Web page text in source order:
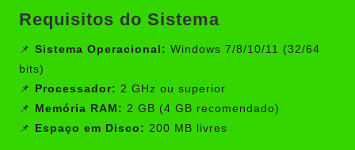
Requisitos do Sistema
📌 Sistema Operacional: Windows 7/8/10/11 (32/64
bits)
📌
Processador: 2 GHz ou superior
📌
Memória RAM: 2 GB (4 GB recomendado)
📌
Espaço em Disco: 200 MB livres